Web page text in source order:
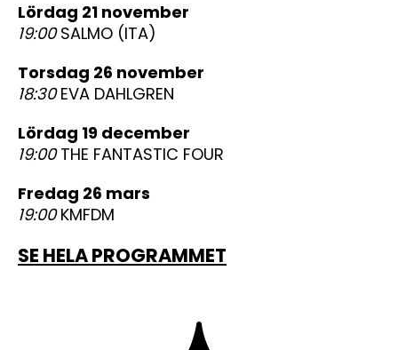
lördag 21 november
19:00SALMO (ITA)
torsdag 26 november
18:30EVA DAHLGREN
lördag 19 december
19:00THE FANTASTIC FOUR
fredag 26 mars
19:00KMFDM
SE HELA PROGRAMMET